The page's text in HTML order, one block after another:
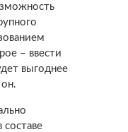
– ввести
выгоднее
составе